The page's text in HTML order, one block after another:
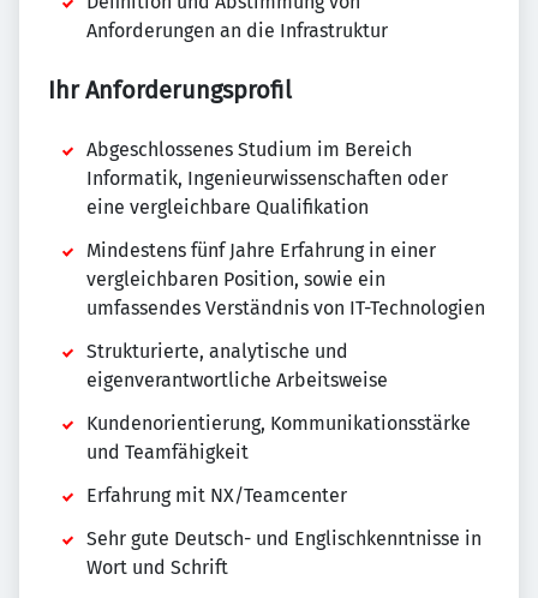
Anforderungen an die Infrastruktur
Ihr Anforderungsprofil
Abgeschlossenes Studium im Bereich
Informatik, Ingenieurwissenschaften oder
eine vergleichbare Qualifikation
Mindestens fünf Jahre Erfahrung in einer
vergleichbaren Position, sowie ein
umfassendes Verständnis von IT-Technologien
Strukturierte, analytische und
eigenverantwortliche Arbeitsweise
Kundenorientierung, Kommunikationsstärke
und Teamfähigkeit
Erfahrung mit NX/Teamcenter
Sehr gute Deutsch- und Englischkenntnisse in
Wort und Schrift